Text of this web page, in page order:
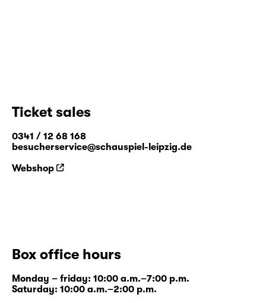
Ticket sales
0341 / 12 68 168
besucherservice@schauspiel-leipzig.de
Webshop
Box office hours
Monday – friday: 10:00 a.m.–7:00 p.m.
Saturday: 10:00 a.m.–2:00 p.m.